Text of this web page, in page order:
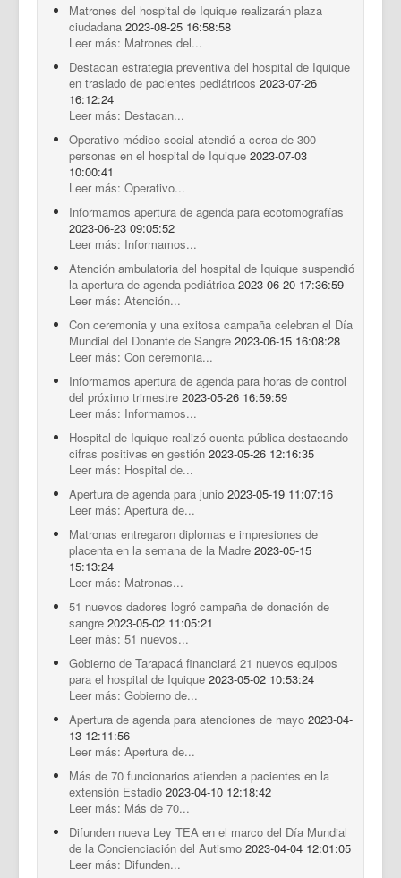
Matrones del hospital de Iquique realizarán plaza
ciudadana 2023-08-25 16:58:58
Leer más: Matrones del...
Destacan estrategia preventiva del hospital de Iquique
en traslado de pacientes pediátricos 2023-07-26
16:12:24
Leer más: Destacan...
Operativo médico social atendió a cerca de 300
personas en el hospital de Iquique 2023-07-03
10:00:41
Leer más: Operativo...
Informamos apertura de agenda para ecotomografías
2023-06-23 09:05:52
Leer más: Informamos...
Atención ambulatoria del hospital de Iquique suspendió
la apertura de agenda pediátrica 2023-06-20 17:36:59
Leer más: Atención...
Con ceremonia y una exitosa campaña celebran el Día
Mundial del Donante de Sangre 2023-06-15 16:08:28
Leer más: Con ceremonia...
Informamos apertura de agenda para horas de control
del próximo trimestre 2023-05-26 16:59:59
Leer más: Informamos...
Hospital de Iquique realizó cuenta pública destacando
cifras positivas en gestión 2023-05-26 12:16:35
Leer más: Hospital de...
Apertura de agenda para junio 2023-05-19 11:07:16
Leer más: Apertura de...
Matronas entregaron diplomas e impresiones de
placenta en la semana de la Madre 2023-05-15
15:13:24
Leer más: Matronas...
51 nuevos dadores logró campaña de donación de
sangre 2023-05-02 11:05:21
Leer más: 51 nuevos...
Gobierno de Tarapacá financiará 21 nuevos equipos
para el hospital de Iquique 2023-05-02 10:53:24
Leer más: Gobierno de...
Apertura de agenda para atenciones de mayo 2023-04-
13 12:11:56
Leer más: Apertura de...
Más de 70 funcionarios atienden a pacientes en la
extensión Estadio 2023-04-10 12:18:42
Leer más: Más de 70...
Difunden nueva Ley TEA en el marco del Día Mundial
de la Concienciación del Autismo 2023-04-04 12:01:05
Leer más: Difunden...